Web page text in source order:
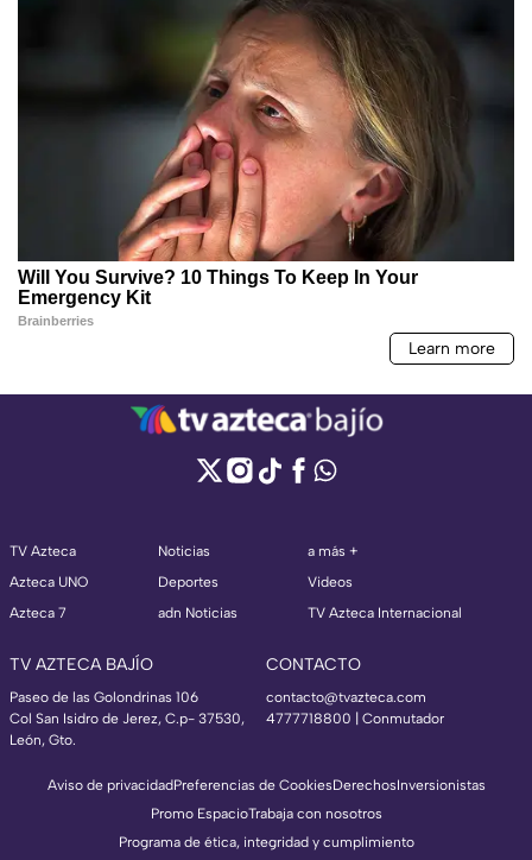
TV Azteca
Azteca UNO
Azteca 7
Noticias
Deportes
adn Noticias
a más +
Videos
TV Azteca Internacional
TV AZTECA BAJÍO
Paseo de las Golondrinas 106
Col San Isidro de Jerez, C.p- 37530,
León, Gto.
CONTACTO
contacto@tvazteca.com
4777718800 | Conmutador
Aviso de privacidadPreferencias de CookiesDerechosInversionistas
Promo EspacioTrabaja con nosotros
Programa de ética, integridad y cumplimiento